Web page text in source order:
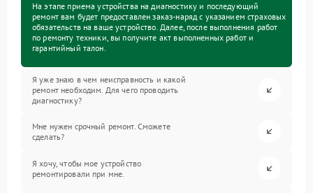
На этапе приема устройства на диагностику и последующий
ремонт вам будет предоставлен заказ-наряд с указанием страховых
обязательств на ваше устройство. Далее, после выполнения работ
по ремонту техники, вы получите акт выполненных работ и
гарантийный талон.
Я уже знаю в чем неисправность и какой
ремонт необходим. Для чего проводить
диагностику?
Мне нужен срочный ремонт. Сможете
сделать?
Я хочу, чтобы мое устройство
ремонтировали при мне.